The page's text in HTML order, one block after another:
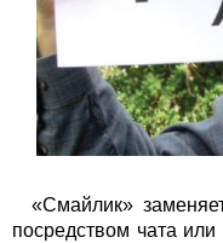
«Смайлик»
посредством чата